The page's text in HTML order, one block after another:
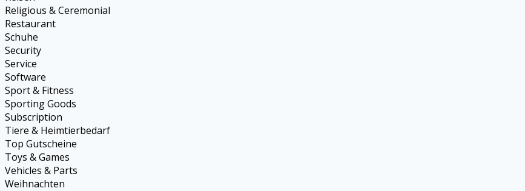
Religious & Ceremonial
Restaurant
Schuhe
Security
Service
Software
Sport & Fitness
Sporting Goods
Subscription
Tiere & Heimtierbedarf
Top Gutscheine
Toys & Games
Vehicles & Parts
Weihnachten